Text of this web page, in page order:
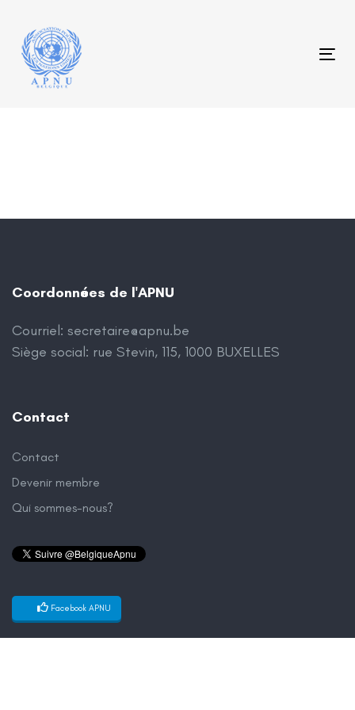
content
Coordonnées de l'APNU
Courriel: secretaire@apnu.be
Siège social: rue Stevin, 115, 1000 BUXELLES
Contact
Contact
Devenir membre
Qui sommes-nous?
Facebook APNU